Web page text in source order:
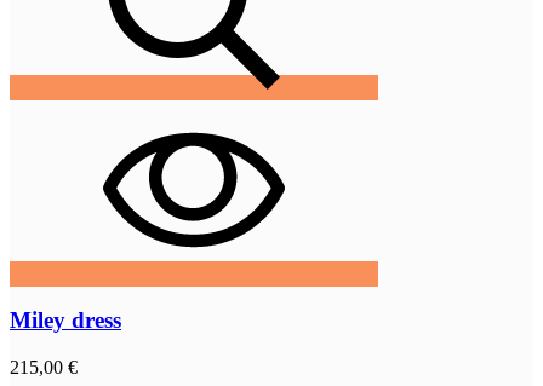
Miley dress
215,00 €